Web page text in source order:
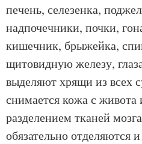
печень, селезенка,
надпочечники, почки,
кишечник, брыжейка,
щитовидную железу,
выделяют хрящи из всех
снимается кожа с
разделением тканей
обязательно отделяются